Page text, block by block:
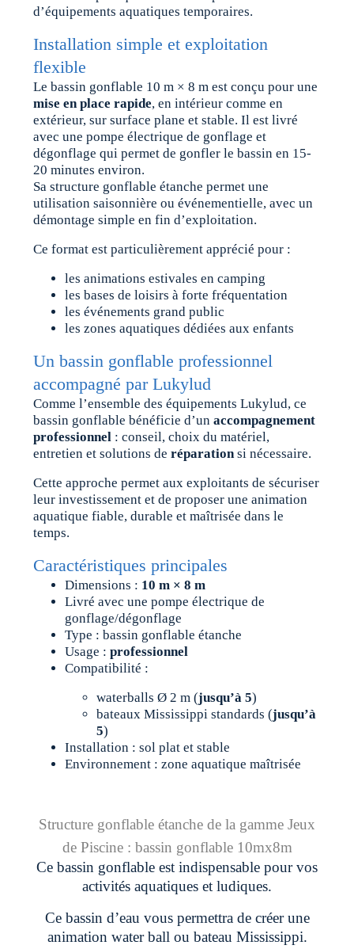
d’équipements aquatiques temporaires.
Installation simple et exploitation
flexible
Le bassin gonflable 10 m × 8 m est conçu pour une
mise en place rapide, en intérieur comme en
extérieur, sur surface plane et stable. Il est livré
avec une pompe électrique de gonflage et
dégonflage qui permet de gonfler le bassin en 15-
20 minutes environ.
Sa structure gonflable étanche permet une
utilisation saisonnière ou événementielle, avec un
démontage simple en fin d’exploitation.
Ce format est particulièrement apprécié pour :
les animations estivales en camping
les bases de loisirs à forte fréquentation
les événements grand public
les zones aquatiques dédiées aux enfants
Un bassin gonflable professionnel
accompagné par Lukylud
Comme l’ensemble des équipements Lukylud, ce
bassin gonflable bénéficie d’unaccompagnement
professionnel : conseil, choix du matériel,
entretien et solutions deréparationsi nécessaire.
Cette approche permet aux exploitants de sécuriser
leur investissement et de proposer une animation
aquatique fiable, durable et maîtrisée dans le
temps.
Caractéristiques principales
Dimensions : 10 m × 8 m
Livré avec une pompe électrique de
gonflage/dégonflage
Type : bassin gonflable étanche
Usage :professionnel
Compatibilité :
waterballs Ø 2 m (jusqu’à 5)
bateaux Mississippi standards (jusqu’à
5)
Installation : sol plat et stable
Environnement : zone aquatique maîtrisée
Structure gonflable étanche de la gamme Jeux
de Piscine : bassin gonflable 10mx8m
Ce bassin gonflable est indispensable pour vos
activités aquatiques et ludiques.
Ce bassin d’eau vous permettra de créer une
animation water ball ou bateau Mississippi.